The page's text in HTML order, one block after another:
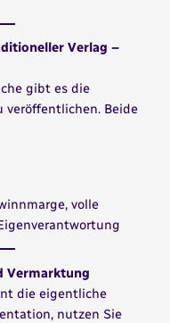
Verlag –
gibt es die
veröffentlichen. Beide
volle
Vermarktung
die eigentliche
nutzen Sie